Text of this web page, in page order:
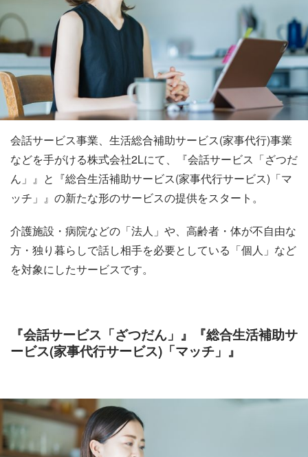
会話サービス事業、生活総合補助サービス(家事代行)事業
などを手がける株式会社2Lにて、『会話サービス「ざつだ
ん」』と『総合生活補助サービス(家事代行サービス)「マ
ッチ」』の新たな形のサービスの提供をスタート。
介護施設・病院などの「法人」や、高齢者・体が不自由な
方・独り暮らしで話し相手を必要としている「個人」など
を対象にしたサービスです。
『会話サービス「ざつだん」』『総合生活補助サ
ービス(家事代行サービス)「マッチ」』